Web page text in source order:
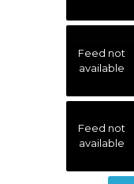
Feed not
available
Feed not
available